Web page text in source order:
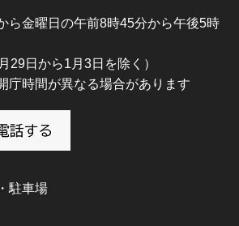
ら金曜日の午前8時45分から午後5時
29日から1月3日を除く）
庁時間が異なる場合があります
駐車場